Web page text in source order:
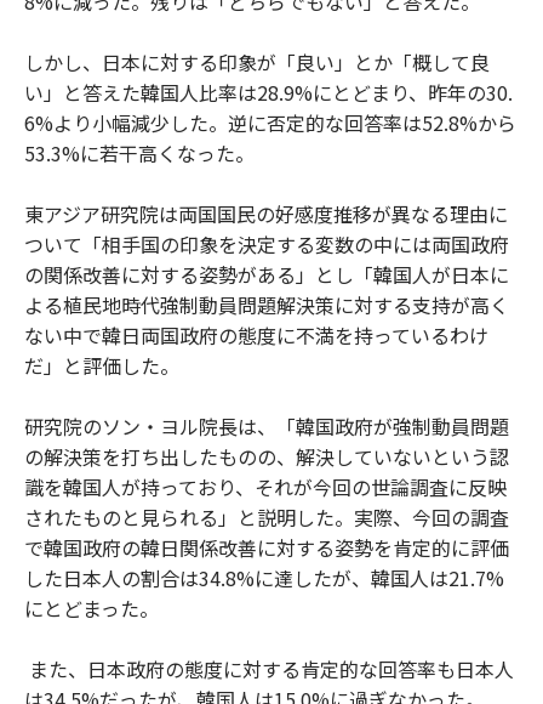
しかし、日本に対する印象が「良い」とか「概して良
い」と答えた韓国人比率は28.9%にとどまり、昨年の30.
6%より小幅減少した。逆に否定的な回答率は52.8%から
53.3%に若干高くなった。
東アジア研究院は両国国民の好感度推移が異なる理由に
ついて「相手国の印象を決定する変数の中には両国政府
の関係改善に対する姿勢がある」とし「韓国人が日本に
よる植民地時代強制動員問題解決策に対する支持が高く
ない中で韓日両国政府の態度に不満を持っているわけ
だ」と評価した。
研究院のソン・ヨル院長は、「韓国政府が強制動員問題
の解決策を打ち出したものの、解決していないという認
識を韓国人が持っており、それが今回の世論調査に反映
されたものと見られる」と説明した。実際、今回の調査
で韓国政府の韓日関係改善に対する姿勢を肯定的に評価
した日本人の割合は34.8%に達したが、韓国人は21.7%
にとどまった。
また、日本政府の態度に対する肯定的な回答率も日本人